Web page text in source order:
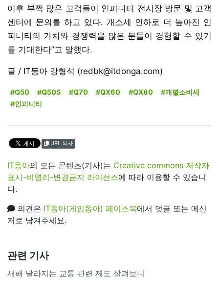
이후 부쩍 많은 고객들이 인피니티 전시장 방문 및 고객
센터에 문의를 하고 있다. 개소세 인하로 더 높아진 인
피니티의 가치와 경쟁력을 많은 분들이 경험할 수 있기
를 기대한다”고 말했다.
글 / IT동아 강형석 (redbk@itdonga.com)
#Q50 #Q50S #Q70 #QX60 #QX80
#개별소비세
#인피니티
URL 복사
IT동아의 모든 콘텐츠(기사)는 Creative commons 저작자
표시-비영리-변경금지 라이선스에 따라 이용할 수 있습니
다.
의견은 IT동아(게임동아) 페이스북에서 덧글 또는 메신
저로 남겨주세요.
관련 기사
새해 달라지는 교통 관련 제도 살펴보니